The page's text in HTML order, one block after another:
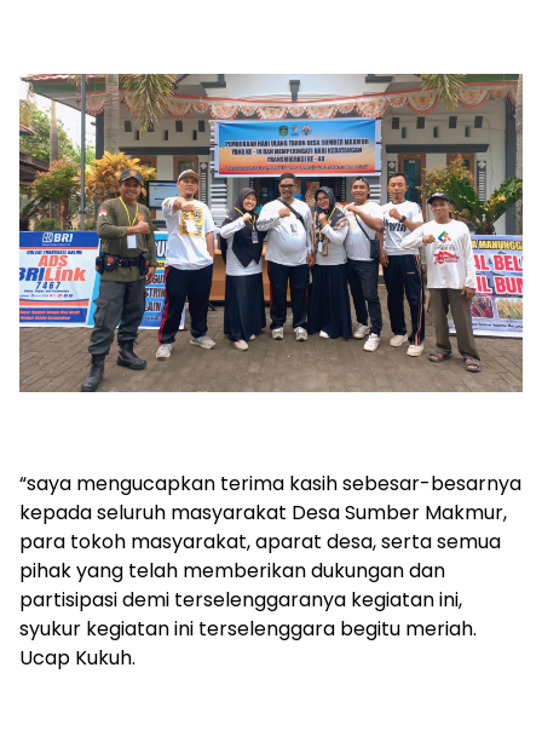
“saya mengucapkan terima kasih sebesar-besarnya
kepada seluruh masyarakat Desa Sumber Makmur,
para tokoh masyarakat, aparat desa, serta semua
pihak yang telah memberikan dukungan dan
partisipasi demi terselenggaranya kegiatan ini,
syukur kegiatan ini terselenggara begitu meriah.
Ucap Kukuh.